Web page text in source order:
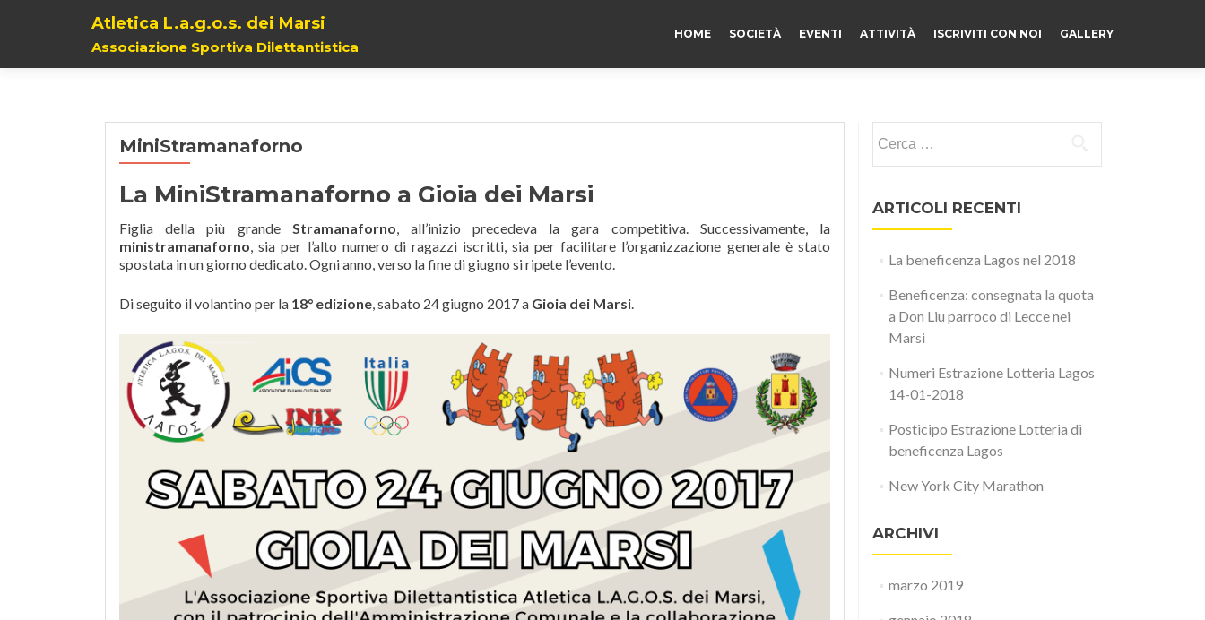
Atletica L.a.g.o.s. dei Marsi
Associazione Sportiva Dilettantistica
HOME SOCIETÀ EVENTI ATTIVITÀ ISCRIVITI CON NOI GALLERY
MiniStramanaforno
La MiniStramanaforno a Gioia dei Marsi
Figlia della più grande Stramanaforno, all’inizio precedeva la gara competitiva. Successivamente, la
ministramanaforno, sia per l’alto numero di ragazzi iscritti, sia per facilitare l’organizzazione generale è stato
spostata in un giorno dedicato. Ogni anno, verso la fine di giugno si ripete l’evento.
Di seguito il volantino per la 18° edizione, sabato 24 giugno 2017 a Gioia dei Marsi.
ARTICOLI RECENTI
La beneficenza Lagos nel 2018
Beneficenza: consegnata la quota
a Don Liu parroco di Lecce nei
Marsi
Numeri Estrazione Lotteria Lagos
14-01-2018
Posticipo Estrazione Lotteria di
beneficenza Lagos
New York City Marathon
ARCHIVI
marzo 2019